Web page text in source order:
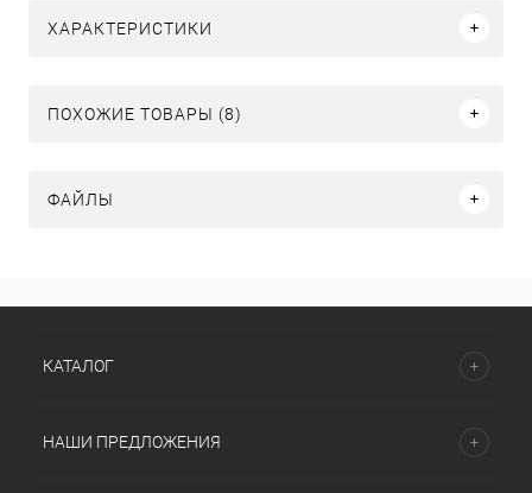
ХАРАКТЕРИСТИКИ
ПОХОЖИЕ ТОВАРЫ (8)
ФАЙЛЫ
КАТАЛОГ
НАШИ ПРЕДЛОЖЕНИЯ